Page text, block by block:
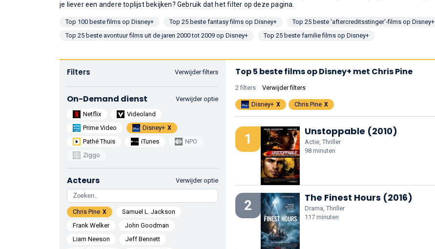
je liever een andere toplijst bekijken? Gebruik dat het filter op deze pagina.
Top 100 beste films op Disney+ Top 25 beste fantasy films op Disney+ Top 25 beste 'aftercreditsstinger'-films op Disney+
Top 25 beste avontuur films uit de jaren 2000 tot 2009 op Disney+
Top 25 beste familie films op Disney+
Verwijder filters
Filters
Verwijder optie
On-Demand dienst
Netflix
Videoland
Prime Video
Disney+
Pathé Thuis
iTunes
NPO
Ziggo
Verwijder optie
Acteurs
Chris Pine
Samuel L. Jackson
Frank Welker
John Goodman
Liam Neeson
Jeff Bennett
Top 5 beste films op Disney+ met Chris Pine
2 filters Verwijder filters
Disney+ Chris Pine
1 Unstoppable (2010)
Actie, Thriller
98 minuten
2 The Finest Hours (2016)
Drama, Thriller
117 minuten